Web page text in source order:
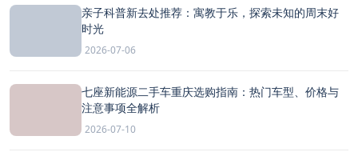
亲子科普新去处推荐：寓教于乐，探索未知的周末好
时光
2026-07-06
七座新能源二手车重庆选购指南：热门车型、价格与
注意事项全解析
2026-07-10